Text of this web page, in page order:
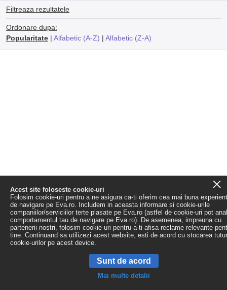
Filtreaza rezultatele
Ordonare dupa:
Popularitate| Alfabetic (A-Z) | Alfabetic (Z-A)
Acest site foloseste cookie-uri
Folosim cookie-uri pentru a ne asigura ca-ti oferim cea mai buna
de navigare pe Eva.ro. Includem in aceasta informare si cookie-urile
companiilor/serviciilor terte plasate pe Eva.ro (astfel de cookie-uri pot
comportamentul tau de navigare pe Eva.ro). De asemenea, impreuna cu
partenerii nostri, folosim cookie-uri pentru a-ti afisa reclame relevante
tine. Continuand sa utilizezi acest website, esti de acord cu stocarea
cookie-urilor pe acest device.
Sunt de acord
Mai multe detalii